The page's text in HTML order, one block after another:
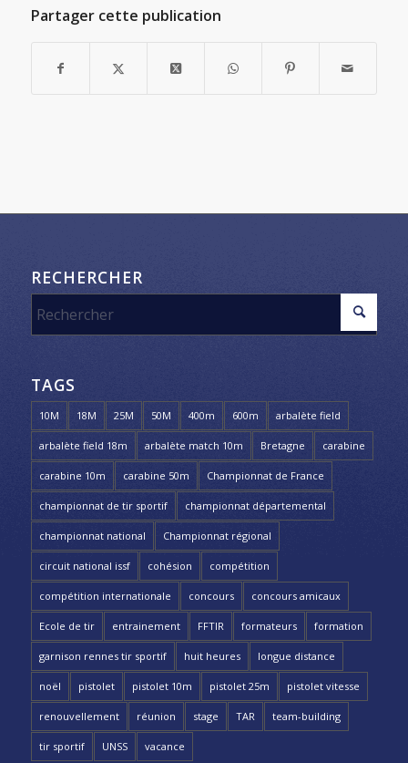
Partager cette publication
RECHERCHER
TAGS
10M 18M 25M 50M 400m 600m arbalète field
arbalète field 18m arbalète match 10m Bretagne carabine
carabine 10m carabine 50m Championnat de France
championnat de tir sportif championnat départemental
championnat national Championnat régional
circuit national issf cohésion compétition
compétition internationale concours concours amicaux
Ecole de tir entrainement FFTIR formateurs formation
garnison rennes tir sportif huit heures longue distance
noël pistolet pistolet 10m pistolet 25m pistolet vitesse
renouvellement réunion stage TAR team-building
tir sportif UNSS vacance